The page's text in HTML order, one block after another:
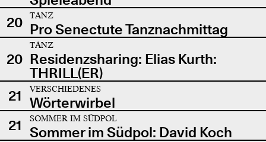
20
TANZ
Pro Senectute Tanznachmittag
20
TANZ
Residenzsharing: Elias Kurth:
THRILL(ER)
21
VERSCHIEDENES
Wörterwirbel
21
SOMMER IM SÜDPOL
Sommer im Südpol: David Koch